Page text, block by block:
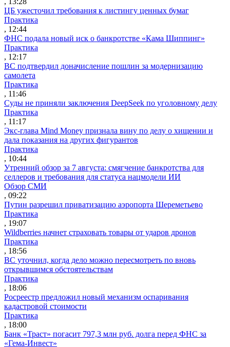
ЦБ ужесточил требования к листингу ценных бумаг
Практика
, 12:44
ФНС подала новый иск о банкротстве «Кама Шиппинг»
Практика
, 12:17
ВС подтвердил доначисление пошлин за модернизацию
самолета
Практика
, 11:46
Суды не приняли заключения DeepSeek по уголовному делу
Практика
, 11:17
Экс-глава Mind Money признала вину по делу о хищении и
дала показания на других фигурантов
Практика
, 10:44
Утренний обзор за 7 августа: смягчение банкротства для
селлеров и требования для статуса нацмодели ИИ
Обзор СМИ
, 09:22
Путин разрешил приватизацию аэропорта Шереметьево
Практика
, 19:07
Wildberries начнет страховать товары от ударов дронов
Практика
, 18:56
ВС уточнил, когда дело можно пересмотреть по вновь
открывшимся обстоятельствам
Практика
, 18:06
Росреестр предложил новый механизм оспаривания
кадастровой стоимости
Практика
, 18:00
Банк «Траст» погасит 797,3 млн руб. долга перед ФНС за
«Гема-Инвест»